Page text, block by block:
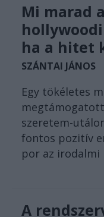
Mi marad
ha a hitet
SZÁNTAI JÁNOS
Egy tökéletes
szeretem-
fontos pozitív
por az irodalmi
A